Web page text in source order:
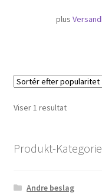
plus
Viser 1 resultat
Produkt-
Andre beslag